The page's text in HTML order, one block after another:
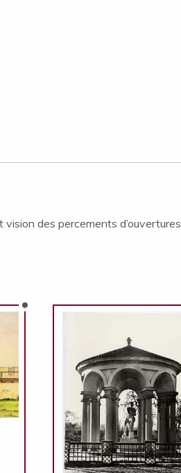
des percements d’ouvertures